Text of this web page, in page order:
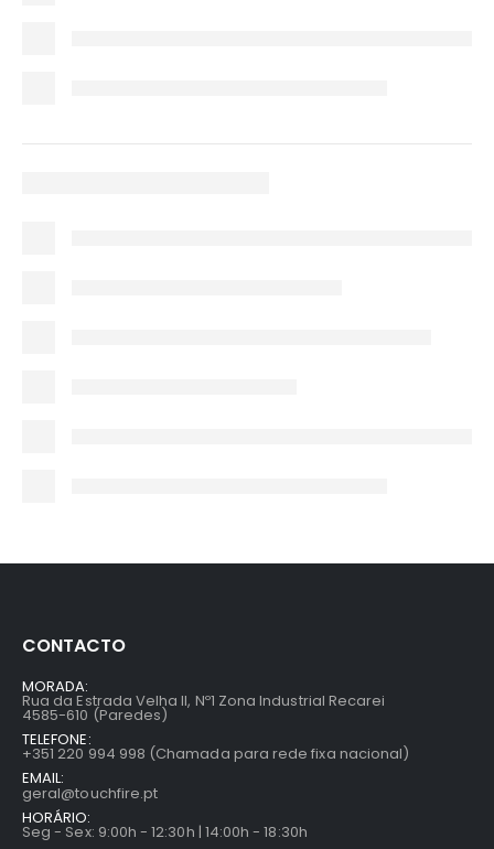
CONTACTO
MORADA:
Rua da Estrada Velha II, Nº1 Zona Industrial Recarei
4585-610 (Paredes)
TELEFONE:
+351 220 994 998 (Chamada para rede fixa nacional)
EMAIL:
geral@touchfire.pt
HORÁRIO:
Seg - Sex: 9:00h - 12:30h | 14:00h - 18:30h